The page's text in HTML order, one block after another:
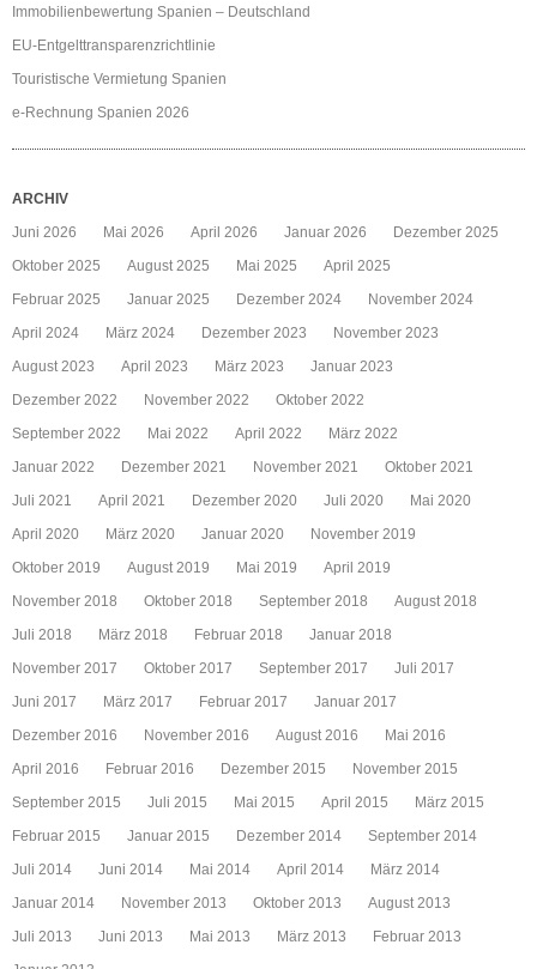
Immobilienbewertung Spanien – Deutschland
EU-Entgelttransparenzrichtlinie
Touristische Vermietung Spanien
e-Rechnung Spanien 2026
ARCHIV
Juni 2026
Mai 2026 April 2026 Januar 2026
Dezember 2025
Oktober 2025
August 2025 Mai 2025
April 2025
Februar 2025
Januar 2025 Dezember 2024
November 2024
April 2024
März 2024 Dezember 2023
November 2023
August 2023
April 2023 März 2023
Januar 2023
Dezember 2022
November 2022
Oktober 2022
September 2022
Mai 2022 April 2022
März 2022
Januar 2022
Dezember 2021 November 2021
Oktober 2021
Juli 2021
April 2021 Dezember 2020 Juli 2020
Mai 2020
April 2020
März 2020 Januar 2020
November 2019
Oktober 2019
August 2019 Mai 2019
April 2019
November 2018
Oktober 2018 September 2018
August 2018
Juli 2018
März 2018 Februar 2018
Januar 2018
November 2017
Oktober 2017 September 2017
Juli 2017
Juni 2017
März 2017 Februar 2017
Januar 2017
Dezember 2016
November 2016 August 2016
Mai 2016
April 2016
Februar 2016 Dezember 2015
November 2015
September 2015
Juli 2015 Mai 2015 April 2015
März 2015
Februar 2015
Januar 2015 Dezember 2014
September 2014
Juli 2014
Juni 2014 Mai 2014 April 2014
März 2014
Januar 2014
November 2013 Oktober 2013
August 2013
Juli 2013
Juni 2013 Mai 2013 März 2013
Februar 2013